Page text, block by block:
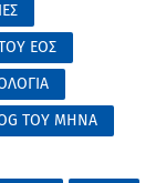
ΕΟΣ
ΤΟΥ ΜΗΝΑ